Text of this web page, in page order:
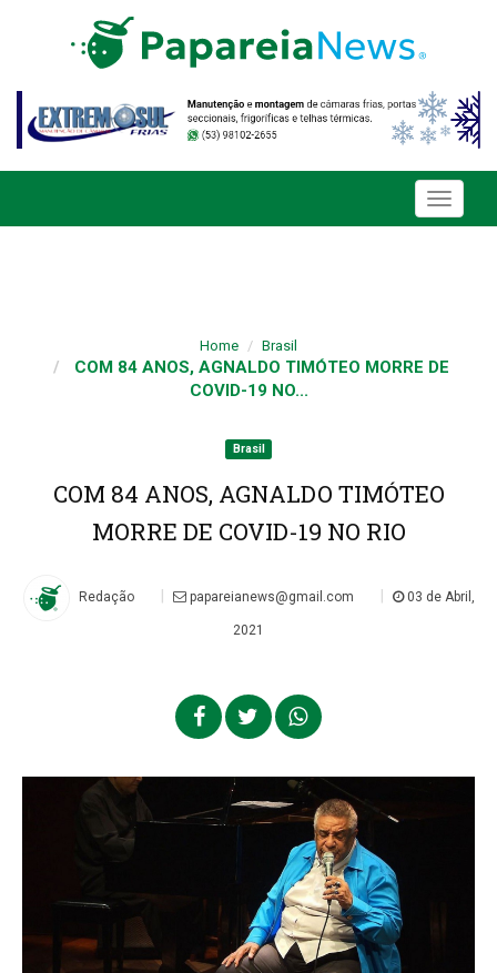
Toggle
Home Brasil
COM 84 ANOS, AGNALDO TIMÓTEO MORRE DE
COVID-19 NO...
Brasil
COM 84 ANOS, AGNALDO TIMÓTEO
MORRE DE COVID-19 NO RIO
Redação | papareianews@gmail.com | 03 de Abril,
2021